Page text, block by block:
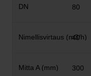
80
40
300